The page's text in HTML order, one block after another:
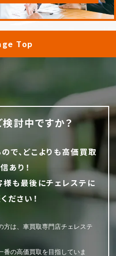
Top
討中ですか？
で、どこよりも高価買取
あり！
も最後にチェレステに
ださい！
方は、車買取専門店チェレステ
番の高価買取を目指していま